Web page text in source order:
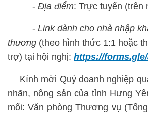
- Địa điểm: Trực tuyến (trên
- Link dành cho nhà nhập
thương (theo hình thức 1:1 hoặc
trợ) tại hội nghị: https://
Kính mời Quý doanh nghiệp
nhãn, nông sản của tỉnh Hưng
mối: Văn phòng Thương vụ